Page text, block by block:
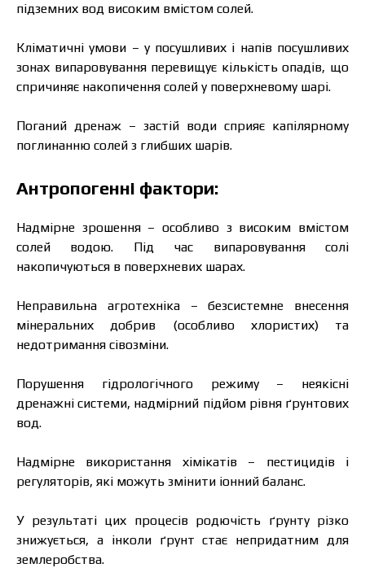
підземних вод високим вмістом солей.
Кліматичні умови – у посушливих і напів посушливих
зонах випаровування перевищує кількість опадів, що
спричиняє накопичення солей у поверхневому шарі.
Поганий дренаж – застій води сприяє капілярному
поглинанню солей з глибших шарів.
Антропогенні фактори:
Надмірне зрошення – особливо з високим вмістом
солей водою. Під час випаровування солі
накопичуються в поверхневих шарах.
Неправильна агротехніка – безсистемне внесення
мінеральних добрив (особливо хлористих) та
недотримання сівозміни.
Порушення гідрологічного режиму – неякісні
дренажні системи, надмірний підйом рівня ґрунтових
вод.
Надмірне використання хімікатів – пестицидів і
регуляторів, які можуть змінити іонний баланс.
У результаті цих процесів родючість ґрунту різко
знижується, а інколи ґрунт стає непридатним для
землеробства.